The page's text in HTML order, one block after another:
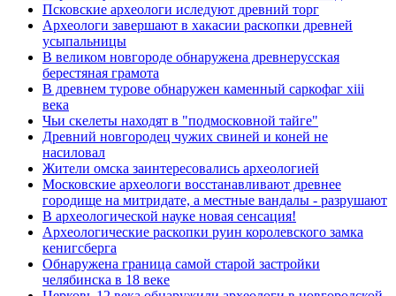
Псковские археологи иследуют древний торг
Археологи завершают в хакасии раскопки древней
усыпальницы
В великом новгороде обнаружена древнерусская
берестяная грамота
В древнем турове обнаружен каменный саркофаг xiii
века
Чьи скелеты находят в "подмосковной тайге"
Древний новгородец чужих свиней и коней не
насиловал
Жители омска заинтересовались археологией
Московские археологи восстанавливают древнее
городище на митридате, а местные вандалы - разрушают
В археологической науке новая сенсация!
Археологические раскопки руин королевского замка
кенигсберга
Обнаружена граница самой старой застройки
челябинска в 18 веке